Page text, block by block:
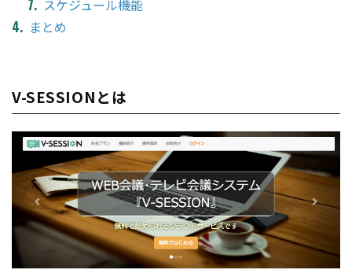
スケジュール機能
まとめ
V-SESSIONとは